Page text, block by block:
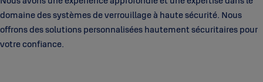
domaine des systèmes de verrouillage à haute sécurité. Nous
offrons des solutions personnalisées hautement sécuritaires pour
votre confiance.